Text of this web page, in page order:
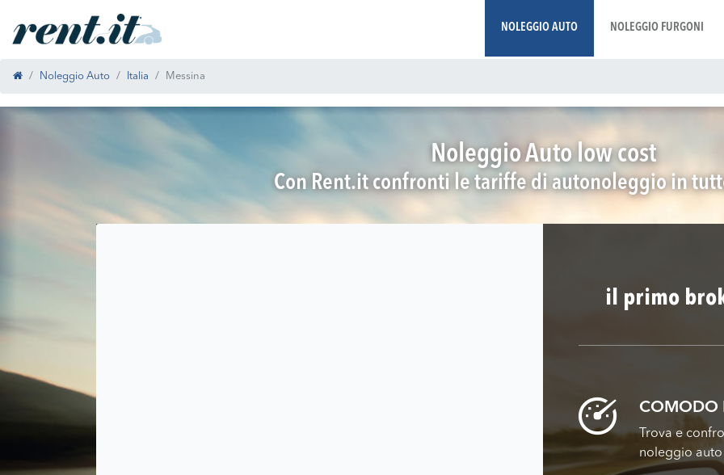
NOLEGGIO AUTO NOLEGGIO FURGONI
Noleggio Auto Italia Messina
Noleggio Auto low cost
Con Rent.it confronti le tariffe di autonoleggio in
il primo
COMODO
Trova e
noleggio